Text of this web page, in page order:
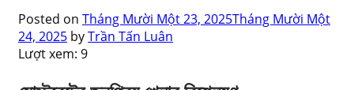
Posted on Tháng Mười Một 23, 2025Tháng Mười Một
24, 2025 byTrần Tấn Luân
Lượt xem: 9